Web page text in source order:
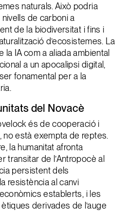
naturals. Això podria
de carboni a
de la biodiversitat i fins i
d’ecosistemes. La
IA com a aliada ambiental
a un apocalipsi digital,
fonamental per a la
del Novacè
és de cooperació i
no està exempta de reptes.
la humanitat afronta
transitar de l’Antropocè al
persistent dels
resistència al canvi
establerts, i les
derivades de l’auge